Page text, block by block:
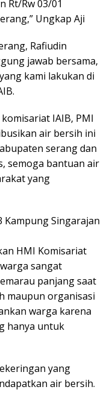
Rt/Rw 03/01
Ungkap Aji
Rafiudin
jawab bersama,
kami lakukan di
IAIB, PMI
air bersih ini
serang dan
semoga bantuan air
yang
Kampung Singarajan
HMI Komisariat
sangat
panjang saat
maupun organisasi
warga karena
hanya untuk
yang
air bersih.